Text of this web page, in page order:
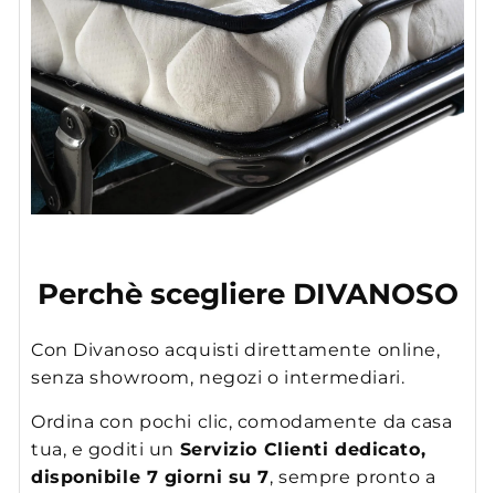
Perchè scegliere DIVANOSO
Con Divanoso acquisti direttamente online,
senza showroom, negozi o intermediari.
Ordina con pochi clic, comodamente da casa
tua, e goditi un Servizio Clienti dedicato,
disponibile 7 giorni su 7, sempre pronto a